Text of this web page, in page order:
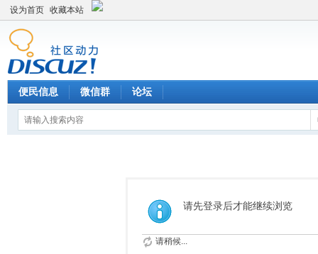
设为首页 收藏本站
便民信息 微信群 论坛
请先登录后才能继续浏览
请稍候...